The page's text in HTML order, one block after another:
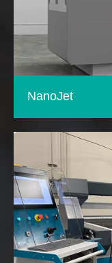
NanoJet